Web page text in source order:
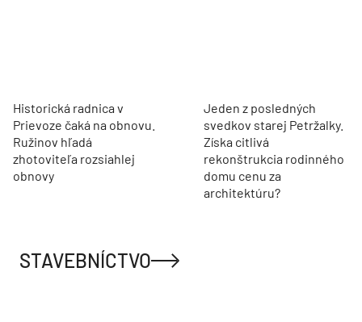
Historická radnica v
Prievoze čaká na obnovu.
Ružinov hľadá
zhotoviteľa rozsiahlej
obnovy
Jeden z posledných
svedkov starej Petržalky.
Získa citlivá
rekonštrukcia rodinného
domu cenu za
architektúru?
STAVEBNÍCTVO